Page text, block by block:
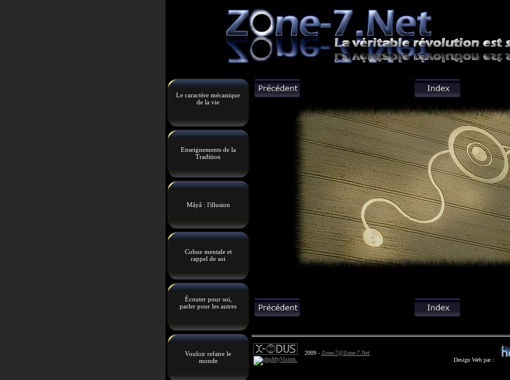
Le caractère mécanique
de la vie
Enseignements de la
Tradition
Mâyâ : l'illusion
Cohue mentale et
rappel de soi
Écouter pour soi,
parler pour les autres
Vouloir refaire le
monde
2009 - Zone-7@Zone-7.Net
Design Web par :